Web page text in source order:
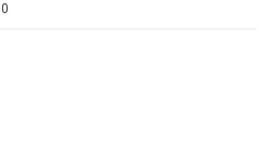
0